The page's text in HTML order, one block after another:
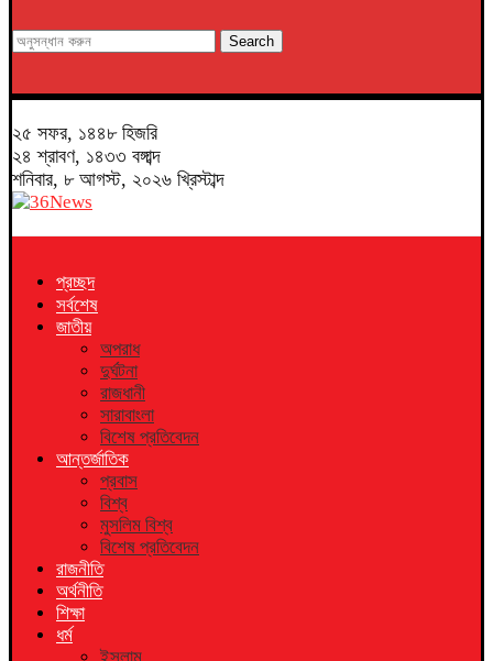
Search
২৫ সফর, ১৪৪৮ হিজরি
২৪ শ্রাবণ, ১৪৩৩ বঙ্গাব্দ
শনিবার, ৮ আগস্ট, ২০২৬ খ্রিস্টাব্দ
প্রচ্ছদ
সর্বশেষ
জাতীয়
অপরাধ
দুর্ঘটনা
রাজধানী
সারাবাংলা
বিশেষ প্রতিবেদন
আন্তর্জাতিক
প্রবাস
বিশ্ব
মুসলিম বিশ্ব
বিশেষ প্রতিবেদন
রাজনীতি
অর্থনীতি
শিক্ষা
ধর্ম